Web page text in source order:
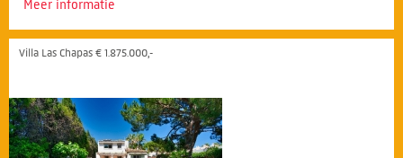
Meer informatie
Villa Las Chapas € 1.875.000,-